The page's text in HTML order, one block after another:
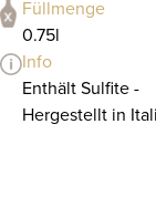
Füllmenge
0.75l
Info
Enthält Sulfite -
Hergestellt in